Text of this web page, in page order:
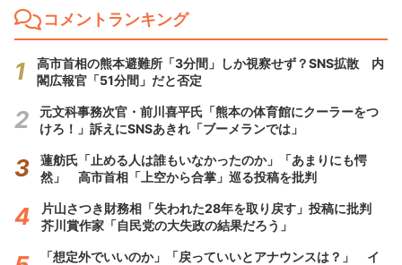
コメントランキング
高市首相の熊本避難所「3分間」しか視察せず？SNS拡散 内
閣広報官「51分間」だと否定
元文科事務次官・前川喜平氏「熊本の体育館にクーラーをつ
けろ！」訴えにSNSあきれ「ブーメランでは」
蓮舫氏「止める人は誰もいなかったのか」「あまりにも愕
然」 高市首相「上空から合掌」巡る投稿を批判
片山さつき財務相「失われた28年を取り戻す」投稿に批判
芥川賞作家「自民党の大失政の結果だろう」
「想定外でいいのか」「戻っていいとアナウンスは？」 イ